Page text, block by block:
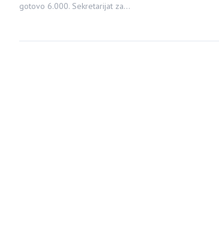
gotovo 6.000. Sekretarijat za…